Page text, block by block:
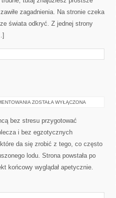
BIBLIA
ZOSTAŁA WYŁĄCZONA
jest temat parafii św.
aż po sakramenty. Strona
przystępną narracją, dzięki czemu
święta kościelne. Na […]
ZOSTAŁA WYŁĄCZONA